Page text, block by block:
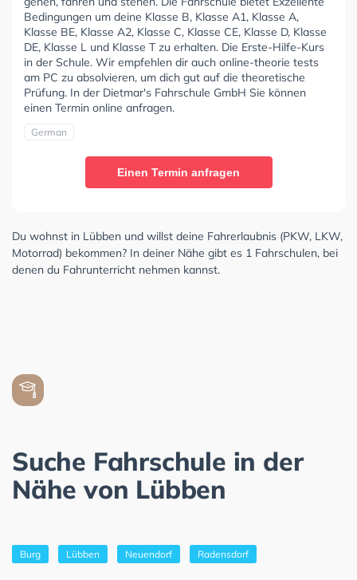
Bedingungen um deine Klasse B, Klasse A1, Klasse A,
Klasse BE, Klasse A2, Klasse C, Klasse CE, Klasse D, Klasse
DE, Klasse L und Klasse T zu erhalten. Die Erste-Hilfe-Kurs
in der Schule. Wir empfehlen dir auch online-theorie tests
am PC zu absolvieren, um dich gut auf die theoretische
Prüfung. In der Dietmar's Fahrschule GmbH Sie können
einen Termin online anfragen.
German
Einen Termin anfragen
Du wohnst in Lübben und willst deine Fahrerlaubnis (PKW, LKW,
Motorrad) bekommen? In deiner Nähe gibt es 1 Fahrschulen, bei
denen du Fahrunterricht nehmen kannst.
Suche Fahrschule in der
Nähe von Lübben
Burg Lübben Neuendorf Radensdorf